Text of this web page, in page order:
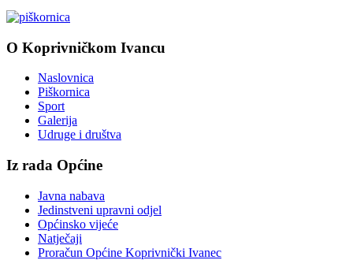
O Koprivničkom Ivancu
Naslovnica
Piškornica
Sport
Galerija
Udruge i društva
Iz rada Općine
Javna nabava
Jedinstveni upravni odjel
Općinsko vijeće
Natječaji
Proračun Općine Koprivnički Ivanec